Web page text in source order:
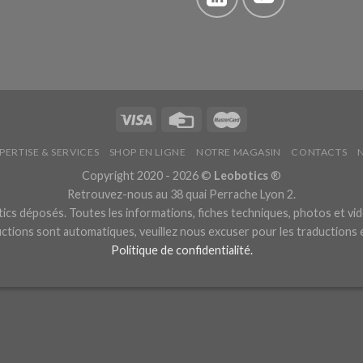
& SERVICES SHOP EN LIGNE NOTRE MAGASIN CONTACTS
Copyright 2020 - 2026 © Leobotics ®
Retrouvez-nous au 38 quai Perrache Lyon 2.
déposés. Toutes les informations, fiches techniques, photos et
sont automatiques, veuillez nous excuser pour les traductions
Politique de confidentialité.